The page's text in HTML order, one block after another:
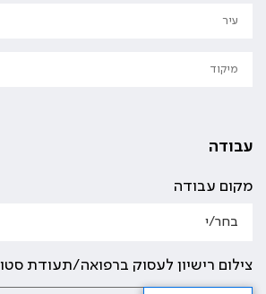
עבודה
מקום עבודה
צילום רישיון לעסוק ברפואה/תעודת